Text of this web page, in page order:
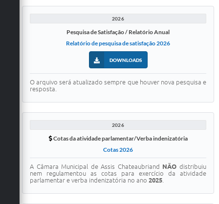
2026
Pesquisa de Satisfação / Relatório Anual
Relatório de pesquisa de satisfação 2026
DOWNLOADS
O arquivo será atualizado sempre que houver nova pesquisa e
resposta.
2026
Cotas da atividade parlamentar/Verba indenizatória
Cotas 2026
A Câmara Municipal de Assis Chateaubriand NÃO distribuiu
nem regulamentou as cotas para exercício da atividade
parlamentar e verba indenizatória no ano 2025